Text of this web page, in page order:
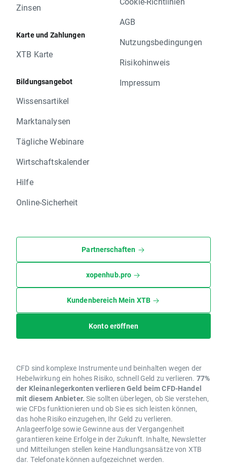
Zinsen
Karte und Zahlungen
XTB Karte
Bildungsangebot
Wissensartikel
Marktanalysen
Tägliche Webinare
Wirtschaftskalender
Hilfe
Online-Sicherheit
AGB
Nutzungsbedingungen
Risikohinweis
Impressum
Partnerschaften
xopenhub.pro
Kundenbereich Mein XTB
Konto eröffnen
CFD sind komplexe Instrumente und beinhalten wegen der
Hebelwirkung ein hohes Risiko, schnell Geld zu verlieren. 77%
der Kleinanlegerkonten verlieren Geld beim CFD-Handel
mit diesem Anbieter. Sie sollten überlegen, ob Sie verstehen,
wie CFDs funktionieren und ob Sie es sich leisten können,
das hohe Risiko einzugehen, Ihr Geld zu verlieren.
Anlageerfolge sowie Gewinne aus der Vergangenheit
garantieren keine Erfolge in der Zukunft. Inhalte, Newsletter
und Mitteilungen stellen keine Handlungsansätze von XTB
dar. Telefonate können aufgezeichnet werden.